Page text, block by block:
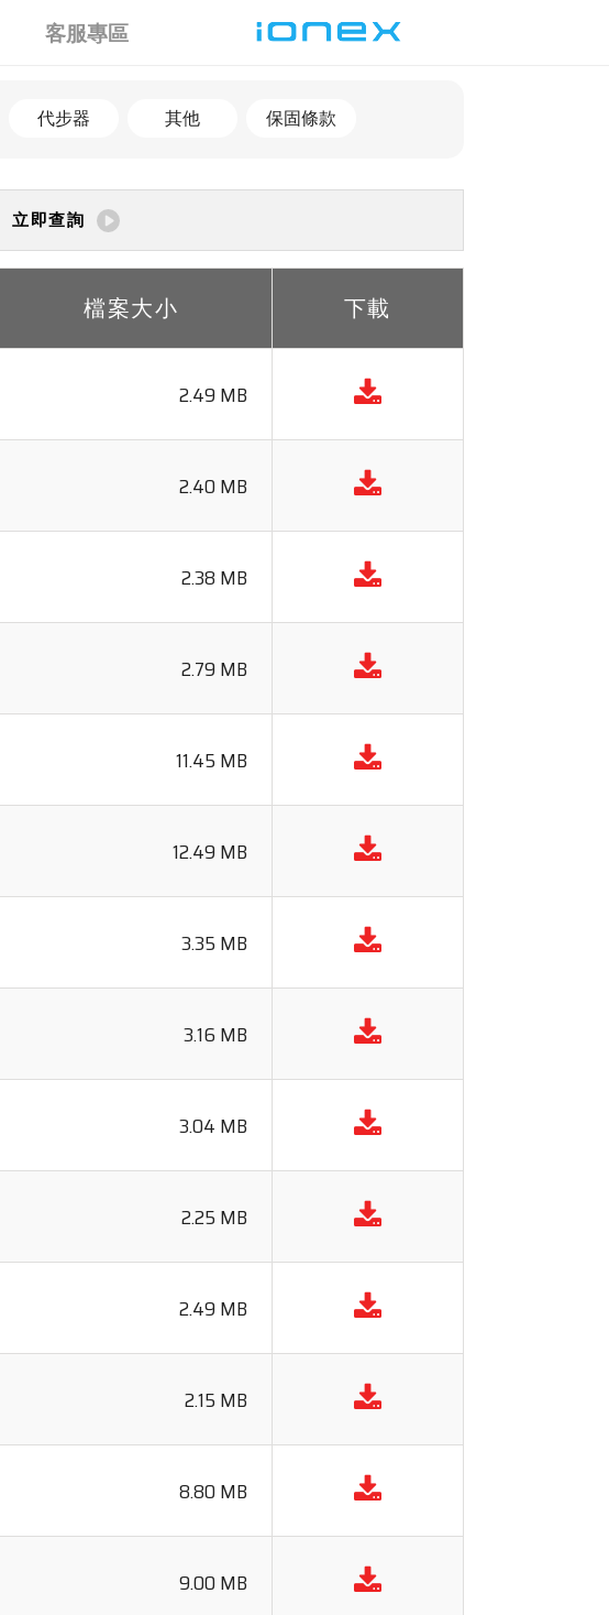
客服專區
代步器 其他 保固條款
立即查詢
檔案大小 下載
2.49 MB
2.40 MB
2.38 MB
2.79 MB
11.45 MB
12.49 MB
3.35 MB
3.16 MB
3.04 MB
2.25 MB
2.49 MB
2.15 MB
8.80 MB
9.00 MB